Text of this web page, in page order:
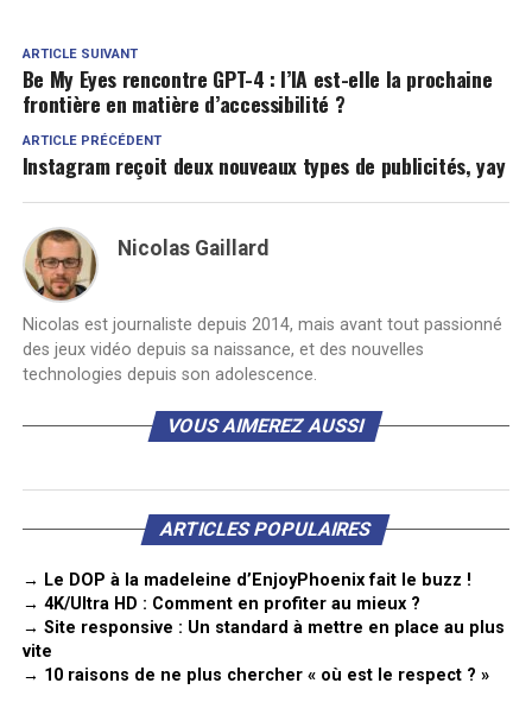
ARTICLE SUIVANT
Be My Eyes rencontre GPT-4 : l’IA est-elle la prochaine
frontière en matière d’accessibilité ?
ARTICLE PRÉCÉDENT
Instagram reçoit deux nouveaux types de publicités, yay
Nicolas Gaillard
Nicolas est journaliste depuis 2014, mais avant tout passionné
des jeux vidéo depuis sa naissance, et des nouvelles
technologies depuis son adolescence.
VOUS AIMEREZ AUSSI
ARTICLES POPULAIRES
→ Le DOP à la madeleine d’EnjoyPhoenix fait le buzz !
→ 4K/Ultra HD : Comment en profiter au mieux ?
→ Site responsive : Un standard à mettre en place au plus
vite
→ 10 raisons de ne plus chercher « où est le respect ? »